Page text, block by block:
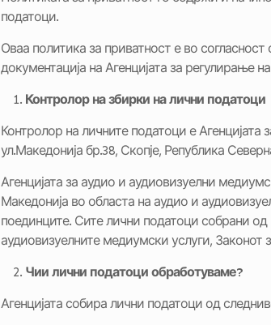
податоци.
Оваа политика за приватност е во
документација на Агенцијата за регулирање
Контролор на збирки на лични податоци
Контролор на личните податоци е
ул.Македонија бр.38, Скопје, Република
Агенцијата за аудио и аудиовизуелни
Македонија во областа на аудио и
поединците. Сите лични податоци собрани
аудиовизуелните медиумски услуги,
Чии лични податоци обработуваме?
Агенцијата собира лични податоци од